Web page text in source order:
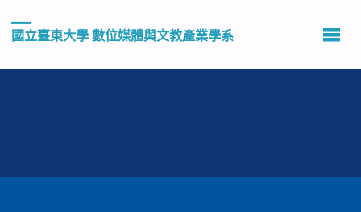
國立臺東大學 數位媒體與文教產業學系